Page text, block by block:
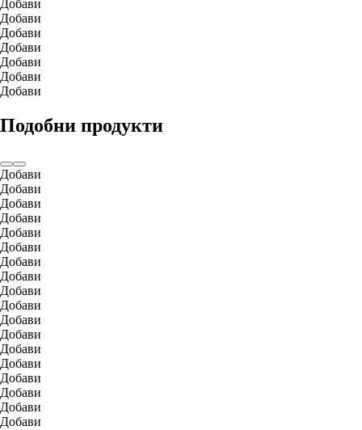
Добави
Добави
Добави
Добави
Добави
Добави
Добави
Подобни продукти
Добави
Добави
Добави
Добави
Добави
Добави
Добави
Добави
Добави
Добави
Добави
Добави
Добави
Добави
Добави
Добави
Добави
Добави